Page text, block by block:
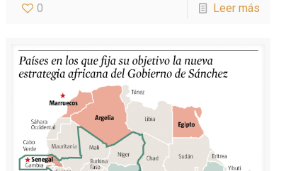
0 Leer más